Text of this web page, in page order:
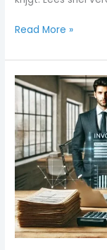
Read More »
Hoe
maak
je
eenvoudig
een
Duitse
factuur
aan?